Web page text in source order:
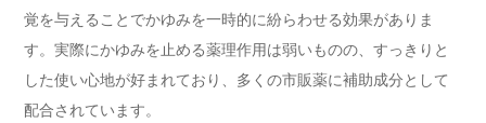
覚を与えることでかゆみを一時的に紛らわせる効果がありま
す。実際にかゆみを止める薬理作用は弱いものの、すっきりと
した使い心地が好まれており、多くの市販薬に補助成分として
配合されています。